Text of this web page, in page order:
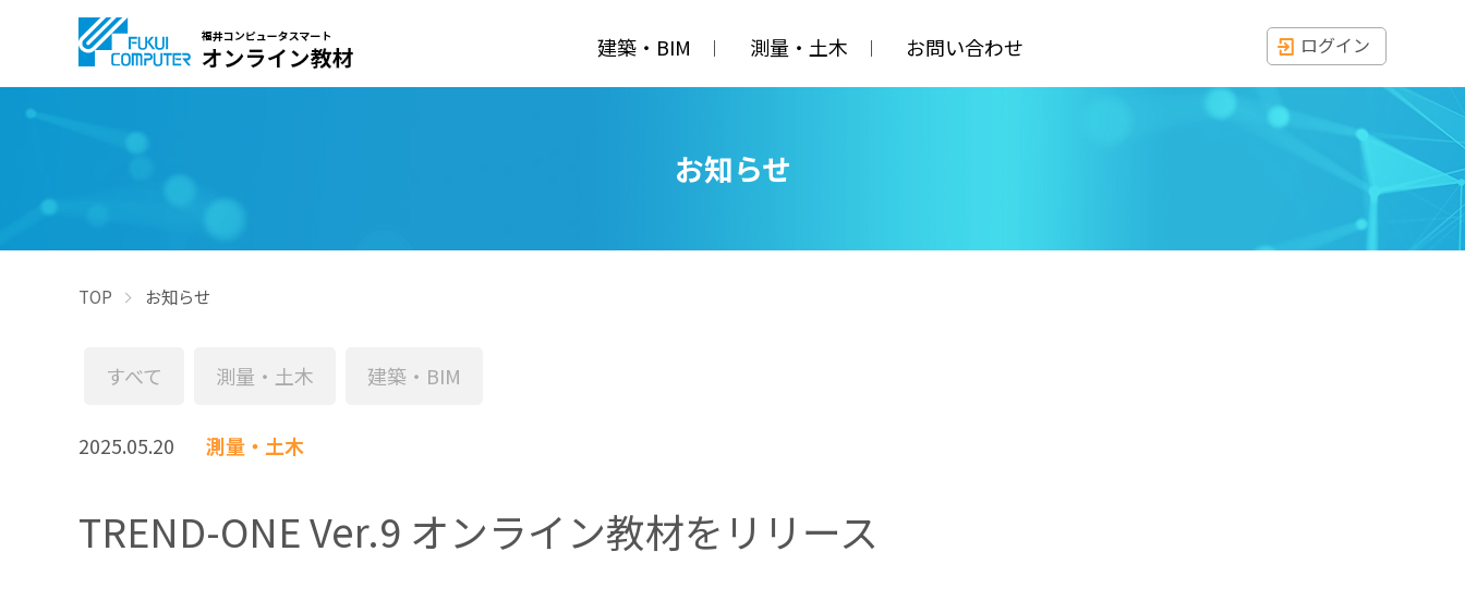
建築・BIM 測量・土木 お問い合わせ ログイン
お知らせ
TOP お知らせ
すべて 測量・土木 建築・BIM
2025.05.20 測量・土木
TREND-ONE Ver.9 オンライン教材をリリース